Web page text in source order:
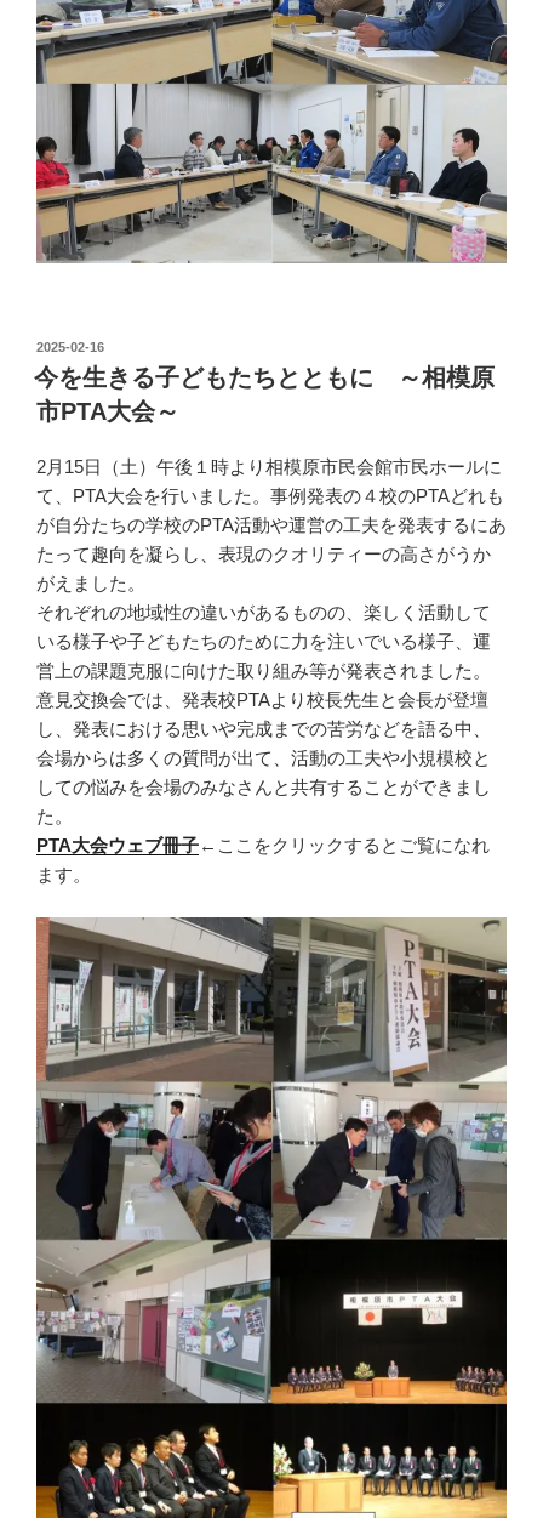
投
稿
日:
2025-02-16
今を生きる子どもたちとともに ～相模原
市PTA大会～
2月15日（土）午後１時より相模原市民会館市民ホールに
て、PTA大会を行いました。事例発表の４校のPTAどれも
が自分たちの学校のPTA活動や運営の工夫を発表するにあ
たって趣向を凝らし、表現のクオリティーの高さがうか
がえました。
それぞれの地域性の違いがあるものの、楽しく活動して
いる様子や子どもたちのために力を注いでいる様子、運
営上の課題克服に向けた取り組み等が発表されました。
意見交換会では、発表校PTAより校長先生と会長が登壇
し、発表における思いや完成までの苦労などを語る中、
会場からは多くの質問が出て、活動の工夫や小規模校と
しての悩みを会場のみなさんと共有することができまし
た。
PTA大会ウェブ冊子←ここをクリックするとご覧になれ
ます。